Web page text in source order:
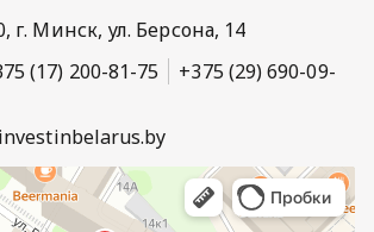
г. Минск, ул. Берсона, 14
(17) 200-81-75
+375 (29) 690-09-